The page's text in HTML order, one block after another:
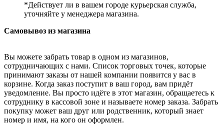
*Действует ли в вашем городе курьерская служба,
уточняйте у менеджера магазина.
Самовывоз из магазина
Вы можете забрать товар в одном из магазинов,
сотрудничающих с нами. Список торговых точек, которые
принимают заказы от нашей компании появится у вас в
корзине. Когда заказ поступит в ваш город, вам придёт
уведомление. Вы просто идёте в этот магазин, обращаетесь к
сотруднику в кассовой зоне и называете номер заказа. Забрать
покупку может ваш друг или родственник, который знает
номер и имя, на кого он оформлен.